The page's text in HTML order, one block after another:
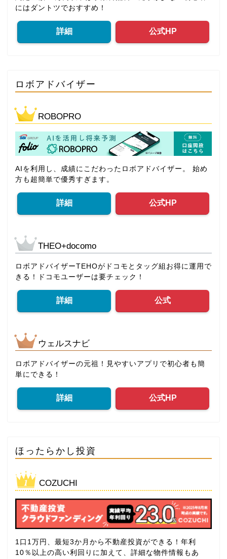
にはダントツでおすすめ！
詳細 公式HP
ロボアドバイザー
ROBOPRO
AIを利用し、成績にこだわったロボアドバイザー。 始め
方も超簡単で優秀すぎます。
詳細 公式HP
THEO+docomo
ロボアドバイザーTEHOがドコモとタッグ組お得に運用で
きる！ドコモユーザーは要チェック！
詳細 公式
ウェルスナビ
ロボアドバイザーの元祖！見やすいアプリで初心者も簡
単にできる！
詳細 公式HP
ほったらかし投資
COZUCHI
1口1万円、最短3か月から不動産投資ができる！年利
10％以上の高い利回りに加えて、詳細な物件情報もあ